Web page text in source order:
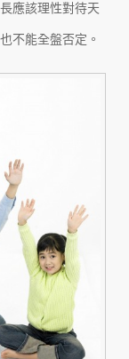
應該理性對待天
不能全盤否定。